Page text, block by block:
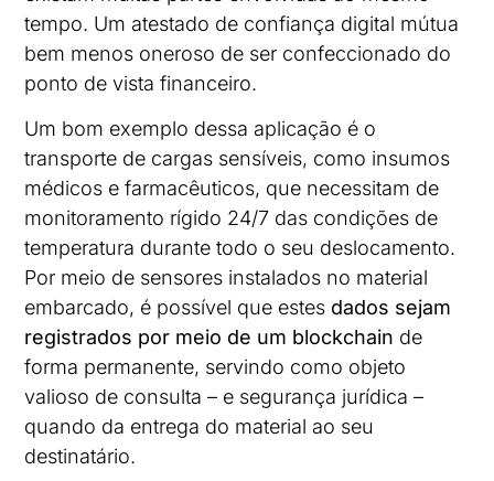
tempo. Um atestado de confiança digital mútua
bem menos oneroso de ser confeccionado do
ponto de vista financeiro.
Um bom exemplo dessa aplicação é o
transporte de cargas sensíveis, como insumos
médicos e farmacêuticos, que necessitam de
monitoramento rígido 24/7 das condições de
temperatura durante todo o seu deslocamento.
Por meio de sensores instalados no material
embarcado, é possível que estes dados sejam
registrados por meio de um blockchain de
forma permanente, servindo como objeto
valioso de consulta – e segurança jurídica –
quando da entrega do material ao seu
destinatário.